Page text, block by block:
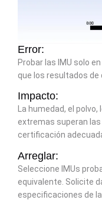
Error:
Probar las IMU solo
que los resultados de
Impacto:
La humedad, el
extremas superan
certificación
Arreglar:
Seleccione IMUs
equivalente. Solicite
especificaciones de